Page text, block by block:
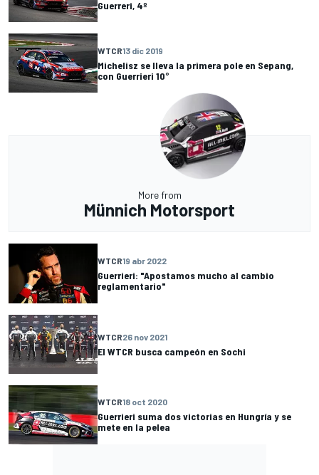
Guerreri, 4º
WTCR13 dic 2019
Michelisz se lleva la primera pole en Sepang,
con Guerrieri 10°
More from
Münnich Motorsport
WTCR19 abr 2022
Guerrieri: "Apostamos mucho al cambio
reglamentario"
WTCR26 nov 2021
El WTCR busca campeón en Sochi
WTCR18 oct 2020
Guerrieri suma dos victorias en Hungría y se
mete en la pelea